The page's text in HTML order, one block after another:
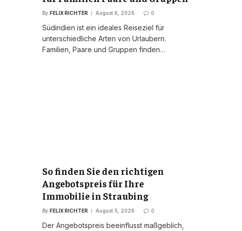
By FELIX RICHTER August 6, 2026 0
Südindien ist ein ideales Reiseziel für
unterschiedliche Arten von Urlaubern.
Familien, Paare und Gruppen finden…
So finden Sie den richtigen
Angebotspreis für Ihre
Immobilie in Straubing
By FELIX RICHTER August 5, 2026 0
Der Angebotspreis beeinflusst maßgeblich,